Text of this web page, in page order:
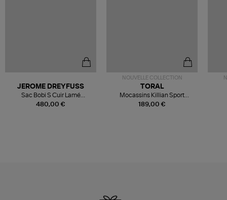
480,00 €
JEROME DREYFUSS
Sac Bobi S Cuir Lamé
Champagne
NOUVELLE COLLECTION
189,00 €
TORAL
Mocassins Killian Sport
Mousse